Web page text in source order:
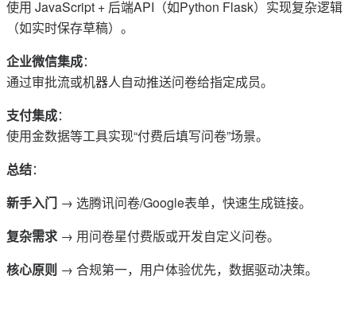
使用 JavaScript + 后端API（如Python Flask）实现复杂逻辑
（如实时保存草稿）。
企业微信集成：
通过审批流或机器人自动推送问卷给指定成员。
支付集成：
使用金数据等工具实现“付费后填写问卷”场景。
总结：
新手入门 → 选腾讯问卷/Google表单，快速生成链接。
复杂需求 → 用问卷星付费版或开发自定义问卷。
核心原则 → 合规第一，用户体验优先，数据驱动决策。